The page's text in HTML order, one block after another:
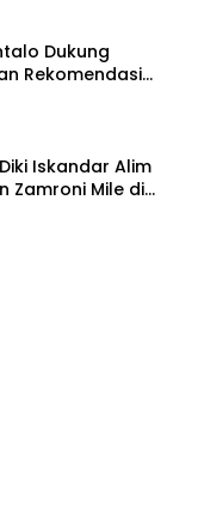
Dukung
Rekomendasi
Iskandar Alim
Zamroni Mile di